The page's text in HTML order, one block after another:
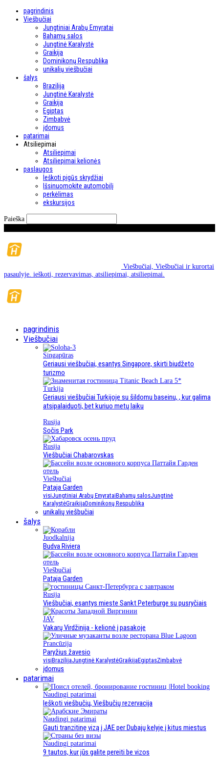
pagrindinis
Viešbučiai
Jungtiniai Arabų Emyratai
Bahamų salos
Jungtinė Karalystė
Graikija
Dominikonų Respublika
unikalių viešbučiai
šalys
Brazilija
Jungtinė Karalystė
Graikija
Egiptas
Zimbabvė
įdomus
patarimai
Atsiliepimai
Atsiliepimai
Atsiliepimai kelionės
paslaugos
Ieškoti pigūs skrydžiai
Išsinuomokite automobilį
perkėlimas
ekskursijos
Paieška
Viešbučiai, Viešbučiai ir kurortai
pasaulyje. ieškoti, rezervavimas, atsiliepimai, atsiliepimai.
pagrindinis
Viešbučiai
Singapūras
Geriausi viešbučiai, esantys Singapore, skirti biudžeto
turizmo
Turkija
Geriausi viešbučiai Turkijoje su šildomu baseinu, , kur galima
atsipalaiduoti, bet kuriuo metų laiku
Rusija
Sočis Park
Rusija
Viešbučiai Chabarovskas
Viešbučiai
Pataja Garden
visiJungtiniai Arabų EmyrataiBahamų salosJungtinė
KaralystėGraikijaDominikonų Respublika
unikalių viešbučiai
šalys
Juodkalnija
Budva Riviera
Viešbučiai
Pataja Garden
Rusija
Viešbučiai, esantys mieste Sankt Peterburge su pusryčiais
JAV
Vakarų Virdžinija - kelionė į pasakoje
Prancūzija
Paryžius žavesio
visiBrazilijaJungtinė KaralystėGraikijaEgiptasZimbabvė
įdomus
patarimai
Naudingi patarimai
Ieškoti viešbučių, Viešbučių rezervacija
Naudingi patarimai
Gauti tranzitinę vizą į JAE per Dubajų kelyje į kitus miestus
Naudingi patarimai
9 tautos, kur jūs galite pereiti be vizos